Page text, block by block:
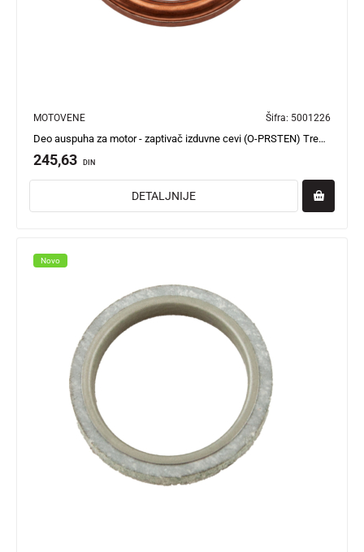
MOTOVENE Šifra: 5001226
Deo auspuha za motor - zaptivač izduvne cevi (O-PRSTEN) Trenta
245,63 DIN
DETALJNIJE
Novo